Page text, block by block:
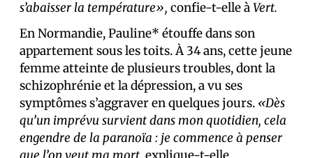
s’abaisser la température», confie-t-elle àVert.
En Normandie, Pauline* étouffe dans son
appartement sous les toits. À 34 ans, cette jeune
femme atteinte de plusieurs troubles, dont la
schizophrénie et la dépression, a vu ses
symptômes s’aggraver en quelques jours. «Dès
qu’un imprévu survient dans mon quotidien, cela
engendre de la paranoïa : je commence à penser